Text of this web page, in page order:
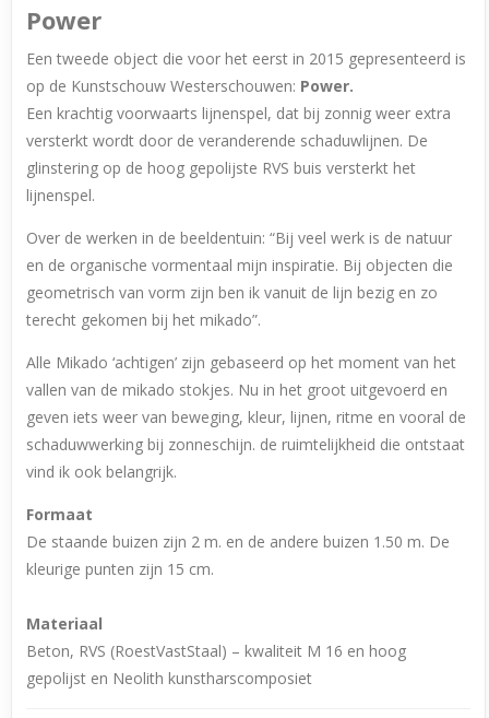
Power
Een tweede object die voor het eerst in 2015 gepresenteerd is
op de Kunstschouw Westerschouwen: Power.
Een krachtig voorwaarts lijnenspel, dat bij zonnig weer extra
versterkt wordt door de veranderende schaduwlijnen. De
glinstering op de hoog gepolijste RVS buis versterkt het
lijnenspel.
Over de werken in de beeldentuin: “Bij veel werk is de natuur
en de organische vormentaal mijn inspiratie. Bij objecten die
geometrisch van vorm zijn ben ik vanuit de lijn bezig en zo
terecht gekomen bij het mikado”.
Alle Mikado ‘achtigen’ zijn gebaseerd op het moment van het
vallen van de mikado stokjes. Nu in het groot uitgevoerd en
geven iets weer van beweging, kleur, lijnen, ritme en vooral de
schaduwwerking bij zonneschijn. de ruimtelijkheid die ontstaat
vind ik ook belangrijk.
Formaat
De staande buizen zijn 2 m. en de andere buizen 1.50 m. De
kleurige punten zijn 15 cm.
Materiaal
Beton, RVS (RoestVastStaal) – kwaliteit M 16 en hoog
gepolijst en Neolith kunstharscomposiet